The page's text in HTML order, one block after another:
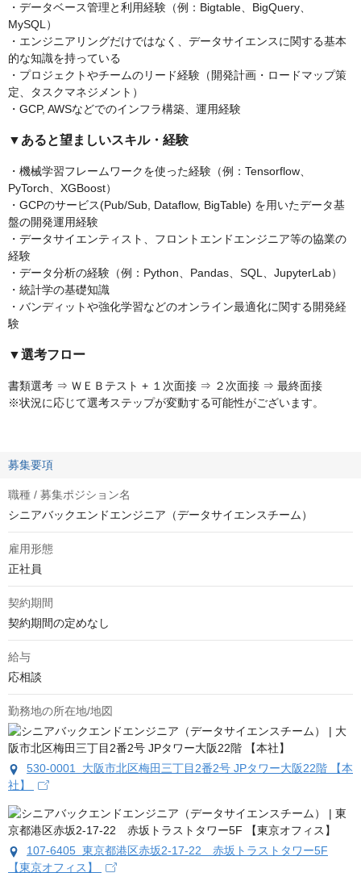
・データベース管理と利用経験（例：Bigtable、BigQuery、
MySQL）
・エンジニアリングだけではなく、データサイエンスに関する基本
的な知識を持っている
・プロジェクトやチームのリード経験（開発計画・ロードマップ策
定、タスクマネジメント）
・GCP, AWSなどでのインフラ構築、運用経験
▼あると望ましいスキル・経験
・機械学習フレームワークを使った経験（例：Tensorflow、
PyTorch、XGBoost）
・GCPのサービス(Pub/Sub, Dataflow, BigTable) を用いたデータ基
盤の開発運用経験
・データサイエンティスト、フロントエンドエンジニア等の協業の
経験
・データ分析の経験（例：Python、Pandas、SQL、JupyterLab）
・統計学の基礎知識
・バンディットや強化学習などのオンライン最適化に関する開発経
験
▼選考フロー
書類選考 ⇒ ＷＥＢテスト + １次面接 ⇒ ２次面接 ⇒ 最終面接
※状況に応じて選考ステップが変動する可能性がございます。
募集要項
職種 / 募集ポジション名
シニアバックエンドエンジニア（データサイエンスチーム）
雇用形態
正社員
契約期間
契約期間の定めなし
給与
応相談
勤務地の所在地/地図
530-0001 大阪市北区梅田三丁目2番2号 JPタワー大阪22階 【本
社】
107-6405 東京都港区赤坂2-17-22 赤坂トラストタワー5F
【東京オフィス】